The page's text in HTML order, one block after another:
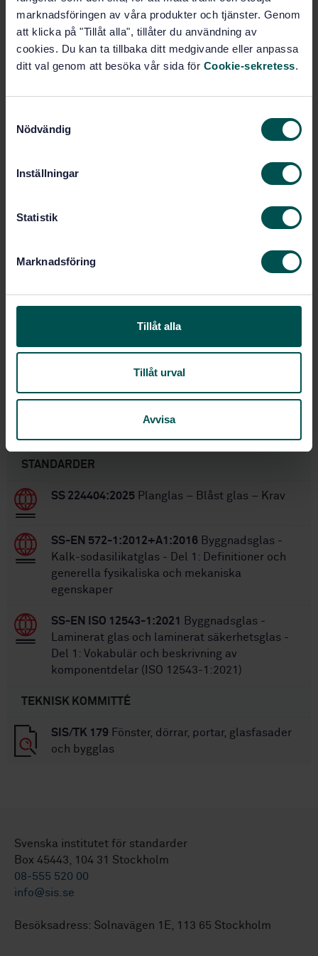
marknadsföringen av våra produkter och tjänster. Genom
att klicka på "Tillåt alla", tillåter du användning av
cookies. Du kan ta tillbaka ditt medgivande eller anpassa
ditt val genom att besöka vår sida för Cookie-sekretess.
Nödvändig
Inställningar
Statistik
Marknadsföring
Tillåt alla
Tillåt urval
Avvisa
Pris:
PDF
Lägg i varukorgen
Fler alternativ
Språk: Engelska
02
Evaluation of conformity
2005-05-31
SS-EN 1279-5:2005
STANDARDER
SS 224404:2025 Planglas – Blåst glas – Krav
SS-EN 572-1:2012+A1:2016 Byggnadsglas -
Kalk-sodasilikatglas - Del 1: Definitioner och
generella fysikaliska och mekaniska
egenskaper
SS-EN ISO 12543-1:2021
Byggnadsglas -
Laminerat glas och laminerat säkerhetsglas -
Del 1: Vokabulär och beskrivning av
komponentdelar (ISO 12543-1:2021)
TEKNISK KOMMITTÉ
SIS/TK 179 Fönster, dörrar, portar, glasfasader
och bygglas
Svenska institutet för standarder
Box 45443, 104 31 Stockholm
08-555 520 00
info@sis.se
Besöksadress: Solnavägen 1E, 113 65 Stockholm